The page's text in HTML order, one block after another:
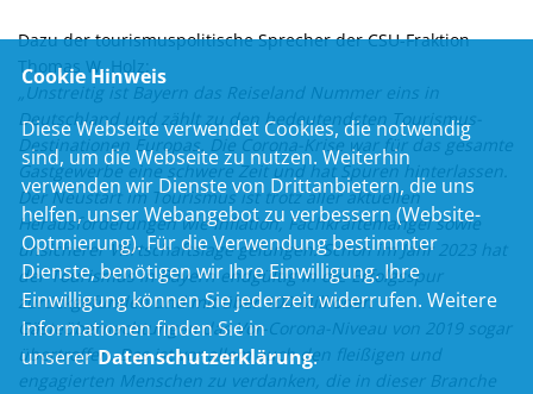
Dazu der tourismuspolitische Sprecher der CSU-Fraktion
Thomas W. Holz:
Unstreitig ist Bayern das Reiseland Nummer eins in
Deutschland und zählt zu den bedeutendsten Tourismus-
Destinationen Europas. Die Corona-Krise war für das gesamte
Gastgewerbe eine schwere Zeit und hat Spuren hinterlassen.
Der Neustart im Tourismus ist trotz aller aktuellen
Herausforderungen wie Inflation, Fachkräftemangel sowie
unsicherer Wirtschaftslage gelungen. Schon im Jahr 2023 hat
der Tourismus in Bayern endgültig in die Erfolgsspur
zurückgefunden und mit über 100 Millionen
Gästeübernachtungen das Vor-Corona-Niveau von 2019 sogar
übertroffen. Das ist vor allem auch den fleißigen und
engagierten Menschen zu verdanken, die in dieser Branche
Cookie Hinweis
Diese Webseite verwendet Cookies, die notwendig
sind, um die Webseite zu nutzen. Weiterhin
verwenden wir Dienste von Drittanbietern, die uns
helfen, unser Webangebot zu verbessern (Website-
Optmierung). Für die Verwendung bestimmter
Dienste, benötigen wir Ihre Einwilligung. Ihre
Einwilligung können Sie jederzeit widerrufen. Weitere
Informationen finden Sie in
unsererDatenschutzerklärung.